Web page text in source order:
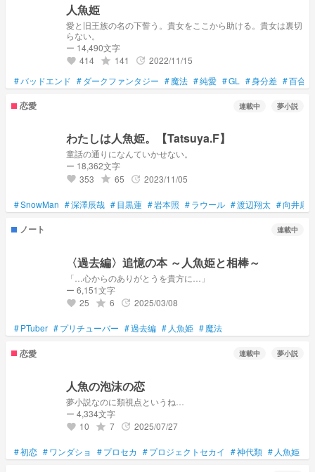
人魚姫
愛と旧王族の名の下誓う。貴女をここから助ける。貴女は裏切
らない。
ー 14,490文字
favorite 414 grade 141 update 2022/11/15
#バッドエンド #ダークファンタジー #魔法 #純愛 #GL #身分差 #百合
恋愛 連載中 夢小説
わたしは人魚姫。【Tatsuya.F】
童話の通りになんていかせない。
ー 18,362文字
favorite 353 grade 65 update 2023/11/05
#SnowMan #深澤辰哉 #目黒蓮 #岩本照 #ラウール #渡辺翔太 #向井康
ノート 連載中
〈過去編〉追憶の本 ～人魚姫と相棒～
「…心からのありがとうを貴方に…」
ー 6,151文字
favorite 25 grade 6 update 2025/03/08
#PTuber #プリチューバー #過去編 # 人魚姫 #魔法
恋愛 連載中 夢小説
人魚の泡沫の恋
夢小説なのに類視点というね…
ー 4,334文字
favorite 10 grade 7 update 2025/07/27
#初恋 #ワンダショ #プロセカ #プロジェクトセカイ #神代類 # 人魚姫